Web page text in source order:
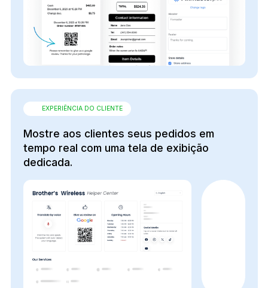
EXPERIÊNCIA DO CLIENTE
Mostre aos clientes seus pedidos em
tempo real com uma tela de exibição
dedicada.